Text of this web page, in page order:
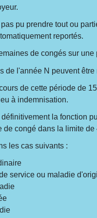
pu prendre tout ou
reportés.
de congés sur
de l'année N peuvent
de cette période de
à indemnisation.
la fonction
de congé dans la limite
les cas suivants :
service ou maladie